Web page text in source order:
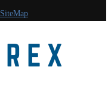
SiteMap